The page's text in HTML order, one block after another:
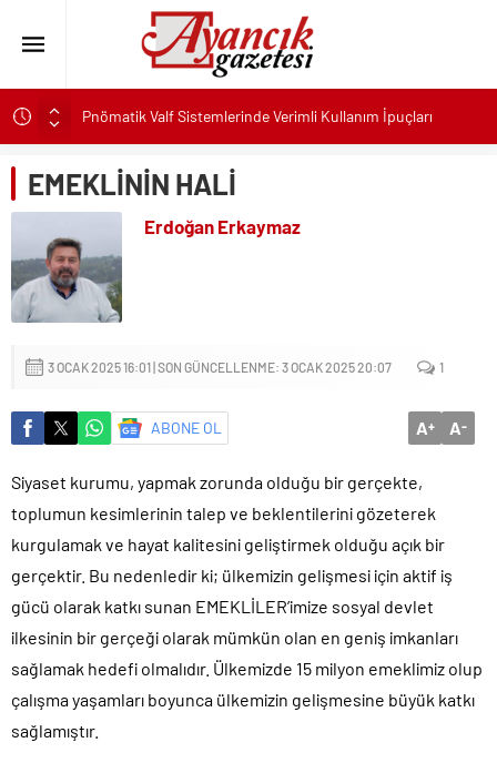
Pnömatik Valf Sistemlerinde Verimli Kullanım İpuçları
Sinop’ta Denize Girilecek 3 Mükemmel Yer
Maltese Terrier İlk Kez Köpek Sahiplenecekler İçin Uygun
Kapadokya Tatilinde Ne Giyilir?
Büyükakın’dan İzmit’in geleceğine yakın takip
Didim Belediyesi’nden Kent Genelinde Yol Bakım ve Onarım
Çalışması
Hastalıktan Ari İşletmelerde Yeni Model Ele Alındı
Ayancık’ta İHA Olduğu Değerlendirilen Cisim Bulundu
EMEKLİNİN HALİ
Erdoğan Erkaymaz
3 OCAK 2025 16:01 | SON GÜNCELLENME: 3 OCAK 2025 20:07 1
ABONE OL A+ A-
Siyaset kurumu, yapmak zorunda olduğu bir gerçekte,
toplumun kesimlerinin talep ve beklentilerini gözeterek
kurgulamak ve hayat kalitesini geliştirmek olduğu açık bir
gerçektir. Bu nedenledir ki; ülkemizin gelişmesi için aktif iş
gücü olarak katkı sunan EMEKLİLER’imize sosyal devlet
ilkesinin bir gerçeği olarak mümkün olan en geniş imkanları
sağlamak hedefi olmalıdır. Ülkemizde 15 milyon emeklimiz olup
çalışma yaşamları boyunca ülkemizin gelişmesine büyük katkı
sağlamıştır.